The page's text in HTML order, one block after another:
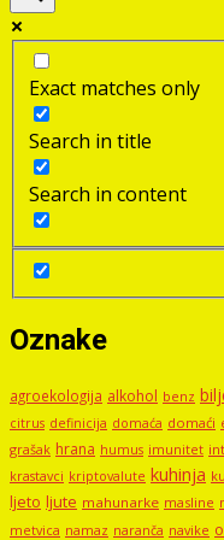
Exact matches only
Search in title
Search in content
Oznake
agroekologija alkohol benz
citrus definicija domaća domaći
grašak hrana humus imunitet
krastavci kriptovalute kuhinja
ljeto ljute mahunarke masline
metvica namaz naranča navike